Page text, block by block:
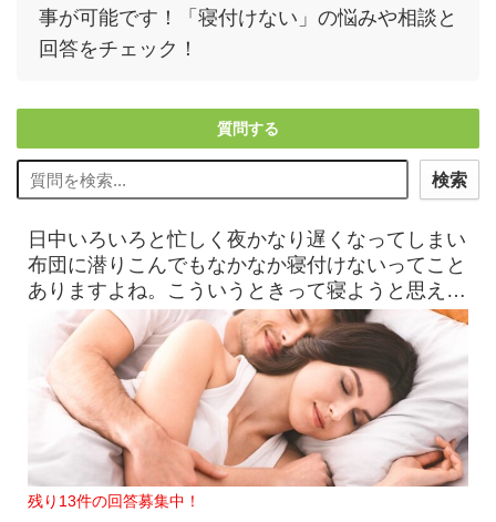
事が可能です！「寝付けない」の悩みや相談と
回答をチェック！
質問する
検索
日中いろいろと忙しく夜かなり遅くなってしまい
布団に潜りこんでもなかなか寝付けないってこと
ありますよね。こういうときって寝ようと思えば
思うほど脳は覚醒してしまうと
残り13件の回答募集中！